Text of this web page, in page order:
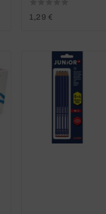
0
1,29 €